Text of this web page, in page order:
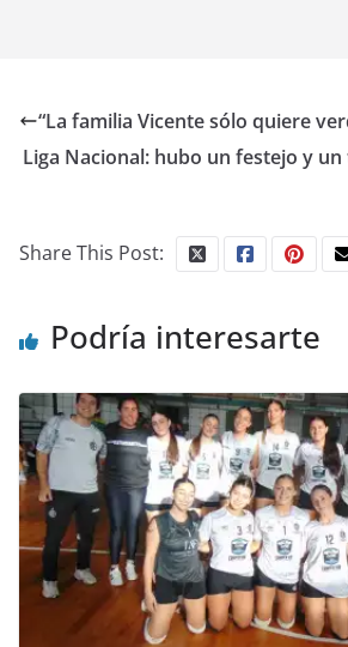
“La familia Vicente sólo quiere
Liga Nacional: hubo un festejo y
Share This Post:
Podría interesarte